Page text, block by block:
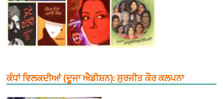
ਕੰਧਾਂ ਵਿਲਕਦੀਆਂ (ਦੂਜਾ ਐਡੀਸ਼ਨ): ਸੁਰਜੀਤ ਕੌਰ ਕਲਪਨਾ